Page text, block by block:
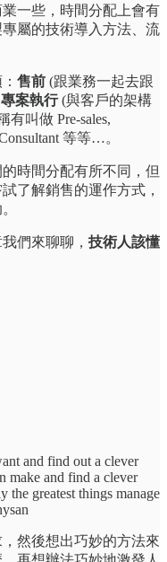
一些，時間分配上會有
屬的技術導入方法、流
售前 (跟業務一起去跟
專案執行(與客戶的架構
叫做 Pre-sales,
等等…。
時間分配有所不同，但
了解銷售的運作方式，
們來聊聊， 技術人該懂
and find out a clever
make and find a clever
the greatest things manage
然後想出巧妙的方法來